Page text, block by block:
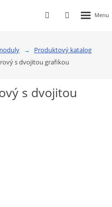
Vyhledávání
Přihlášení
zóny
Produktový katalog
s dvojitou grafikou
s dvojitou